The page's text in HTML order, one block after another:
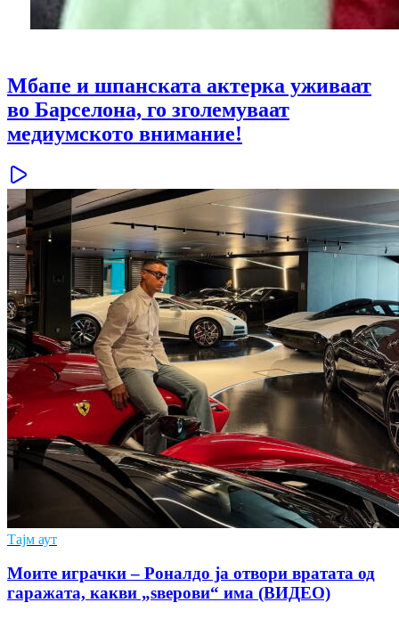
Мбапе и шпанската актерка уживаат
во Барселона, го зголемуваат
медиумското внимание!
Тајм аут
Моите играчки – Роналдо ја отвори вратата од
гаражата, какви „ѕверови“ има (ВИДЕО)